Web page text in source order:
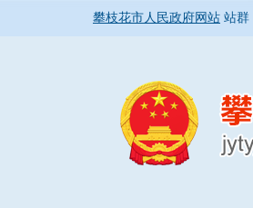
攀枝花市人民政府网站 站群